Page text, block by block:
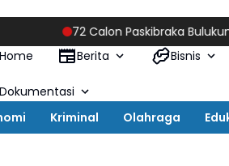
72 Calon Paskibraka Bulukumba
Home
Berita Bisnis
Dokumentasi
Kriminal Olahraga